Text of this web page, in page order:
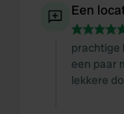
Een
prachtige
een paar
lekkere